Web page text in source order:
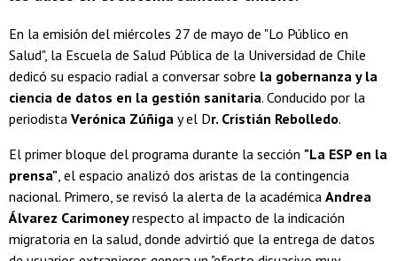
En la emisión del miércoles 27 de mayo de "Lo Público en
Salud", la Escuela de Salud Pública de la Universidad de Chile
dedicó su espacio radial a conversar sobre la gobernanza y la
ciencia de datos en la gestión sanitaria. Conducido por la
periodista Verónica Zúñiga y el Dr. Cristián Rebolledo.
El primer bloque del programa durante la sección "La ESP en la
prensa", el espacio analizó dos aristas de la contingencia
nacional. Primero, se revisó la alerta de la académica Andrea
Álvarez Carimoneyrespecto al impacto de la indicación
migratoria en la salud, donde advirtió que la entrega de datos